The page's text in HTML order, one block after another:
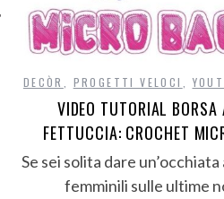
DECÒR , PROGETTI VELOCI ,
VIDEO TUTORIAL BORSA
FETTUCCIA: CROCHET
Se sei solita dare
femminili sulle ultime